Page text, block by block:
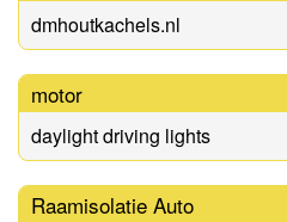
dmhoutkachels.nl
motor
daylight driving lights
Raamisolatie Auto